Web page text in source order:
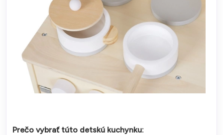
Prečo vybrať túto detskú kuchynku: